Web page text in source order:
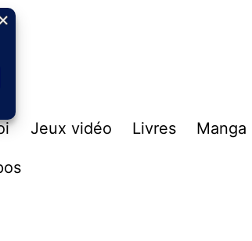
Jeux vidéo Livres Manga